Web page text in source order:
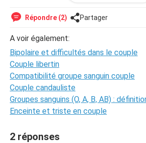
temps mon copain avec qui je vis
et devient agressif. (Il ne me frappe
me contrôler devient violente) est ce
crises l'ont rendu violent ? Est ce
pas son comportement ? Quelqu'un
ne sais plus à qui parler.
Répondre (2) Partager
A voir également:
Bipolaire et difficultés dans le couple
Couple libertin
Compatibilité groupe sanguin couple
Couple candauliste
Groupes sanguins (O, A, B, AB) :
Enceinte et triste en couple
2 réponses